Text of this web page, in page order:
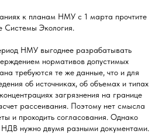
к планам НМУ с 1 марта прочтите
Системы Экология.
НМУ выгоднее разрабатывать
нормативов допустимых
требуются те же данные, что и для
об источниках, об объемах и типах
загрязнения на границе
рассеивания. Поэтому нет смысла
и проходить согласования. Однако
нужно двумя разными документами.